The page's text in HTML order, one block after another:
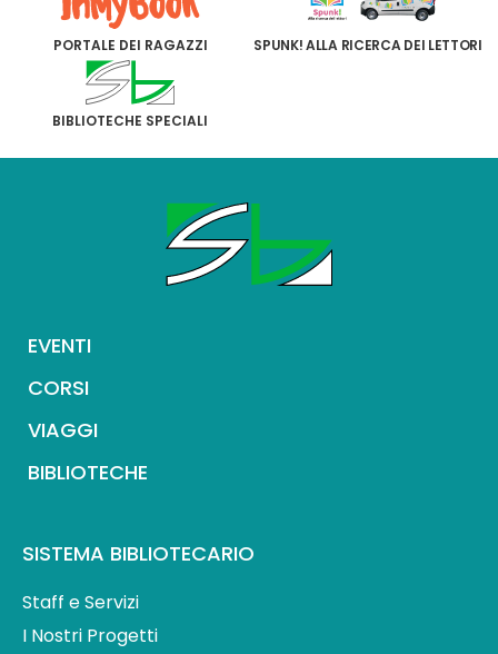
PORTALE DEI RAGAZZI SPUNK! ALLA RICERCA DEI LETTORI
BIBLIOTECHE SPECIALI
EVENTI
CORSI
VIAGGI
BIBLIOTECHE
SISTEMA BIBLIOTECARIO
Staff e Servizi
I Nostri Progetti